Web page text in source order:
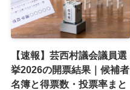
【速報】芸西村議会議員選
挙2026の開票結果｜候補者
名簿と得票数・投票率まと